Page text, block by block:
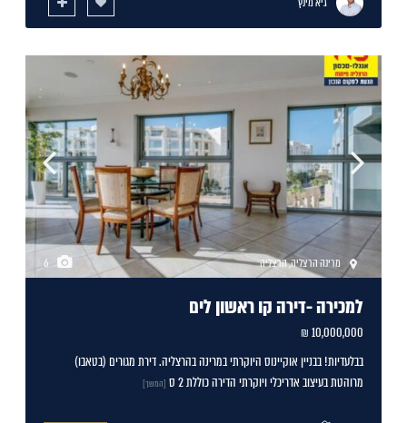
מרינה הרצליה,הרצליה
למכירה -דירה קו ראשון לים
10,000,000 ₪
בבלעדיות! בבניין אוקיינוס היוקרתי במרינה בהרצליה. דירת מגורים (בטאבו)
מרוהטת בעיצוב אדריכלי ויוקרתי הדירה כוללת 2 ס
[המשך]